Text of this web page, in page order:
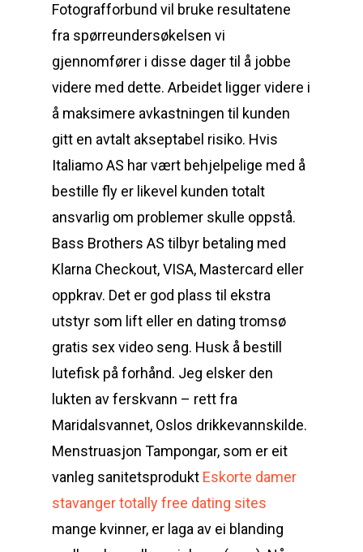
Fotografforbund vil bruke resultatene
fra spørreundersøkelsen vi
gjennomfører i disse dager til å jobbe
videre med dette. Arbeidet ligger videre i
å maksimere avkastningen til kunden
gitt en avtalt akseptabel risiko. Hvis
Italiamo AS har vært behjelpelige med å
bestille fly er likevel kunden totalt
ansvarlig om problemer skulle oppstå.
Bass Brothers AS tilbyr betaling med
Klarna Checkout, VISA, Mastercard eller
oppkrav. Det er god plass til ekstra
utstyr som lift eller en dating tromsø
gratis sex video seng. Husk å bestill
lutefisk på forhånd. Jeg elsker den
lukten av ferskvann – rett fra
Maridalsvannet, Oslos drikkevannskilde.
Menstruasjon Tampongar, som er eit
vanleg sanitetsprodukt Eskorte damer
stavanger totally free dating sites
mange kvinner, er laga av ei blanding